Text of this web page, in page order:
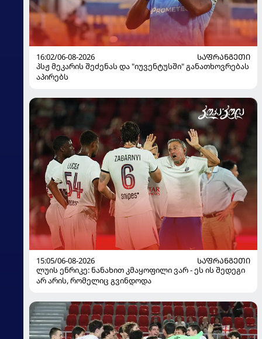
16:02/06-08-2026
ᲡᲐᲤᲠᲐᲜᲒᲔᲗᲘ
პსჟ მეკარის შეძენას და "იუვენტუსში" განათხოვრებას
აპირებს
15:05/06-08-2026
ᲡᲐᲤᲠᲐᲜᲒᲔᲗᲘ
ლუის ენრიკე: ნანახით კმაყოფილი ვარ - ეს ის შედეგი
არ არის, რომელიც გვინდოდა